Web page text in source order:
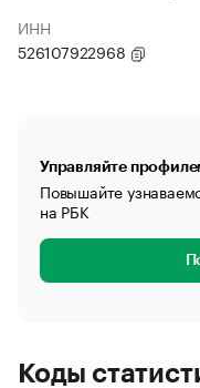
ИНН
526107922968
Управляйте
Повышайте
на РБК
Коды